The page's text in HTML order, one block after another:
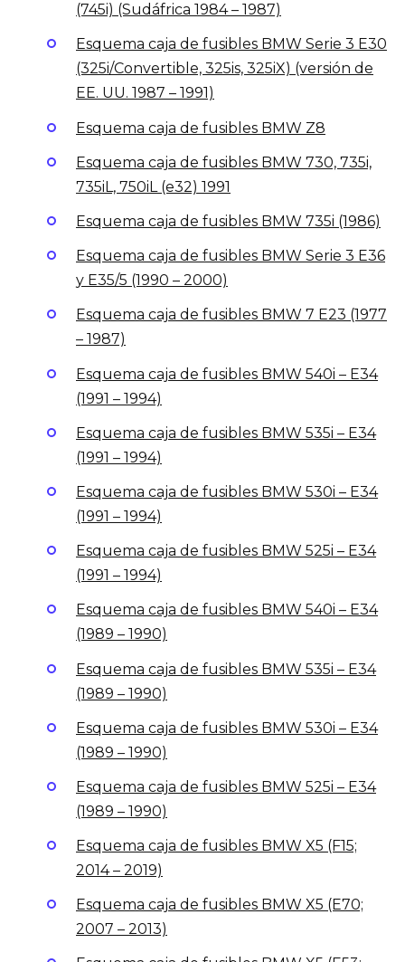
(745i) (Sudáfrica 1984 – 1987)
Esquema caja de fusibles BMW Serie 3 E30
(325i/Convertible, 325is, 325iX) (versión de
EE. UU. 1987 – 1991)
Esquema caja de fusibles BMW Z8
Esquema caja de fusibles BMW 730, 735i,
735iL, 750iL (e32) 1991
Esquema caja de fusibles BMW 735i (1986)
Esquema caja de fusibles BMW Serie 3 E36
y E35/5 (1990 – 2000)
Esquema caja de fusibles BMW 7 E23 (1977
– 1987)
Esquema caja de fusibles BMW 540i – E34
(1991 – 1994)
Esquema caja de fusibles BMW 535i – E34
(1991 – 1994)
Esquema caja de fusibles BMW 530i – E34
(1991 – 1994)
Esquema caja de fusibles BMW 525i – E34
(1991 – 1994)
Esquema caja de fusibles BMW 540i – E34
(1989 – 1990)
Esquema caja de fusibles BMW 535i – E34
(1989 – 1990)
Esquema caja de fusibles BMW 530i – E34
(1989 – 1990)
Esquema caja de fusibles BMW 525i – E34
(1989 – 1990)
Esquema caja de fusibles BMW X5 (F15;
2014 – 2019)
Esquema caja de fusibles BMW X5 (E70;
2007 – 2013)